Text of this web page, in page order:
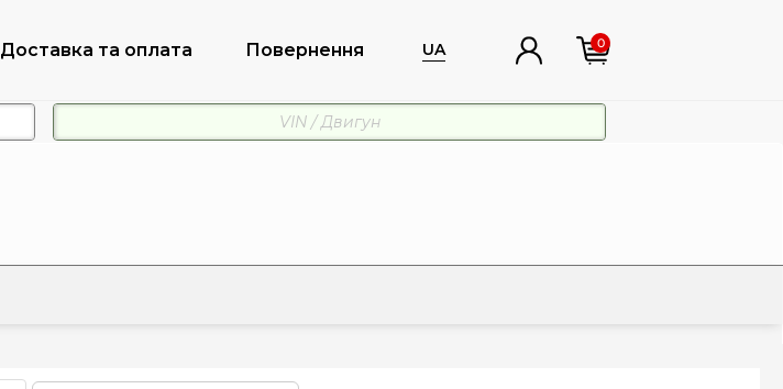
Доставка та оплата Повернення UA 0